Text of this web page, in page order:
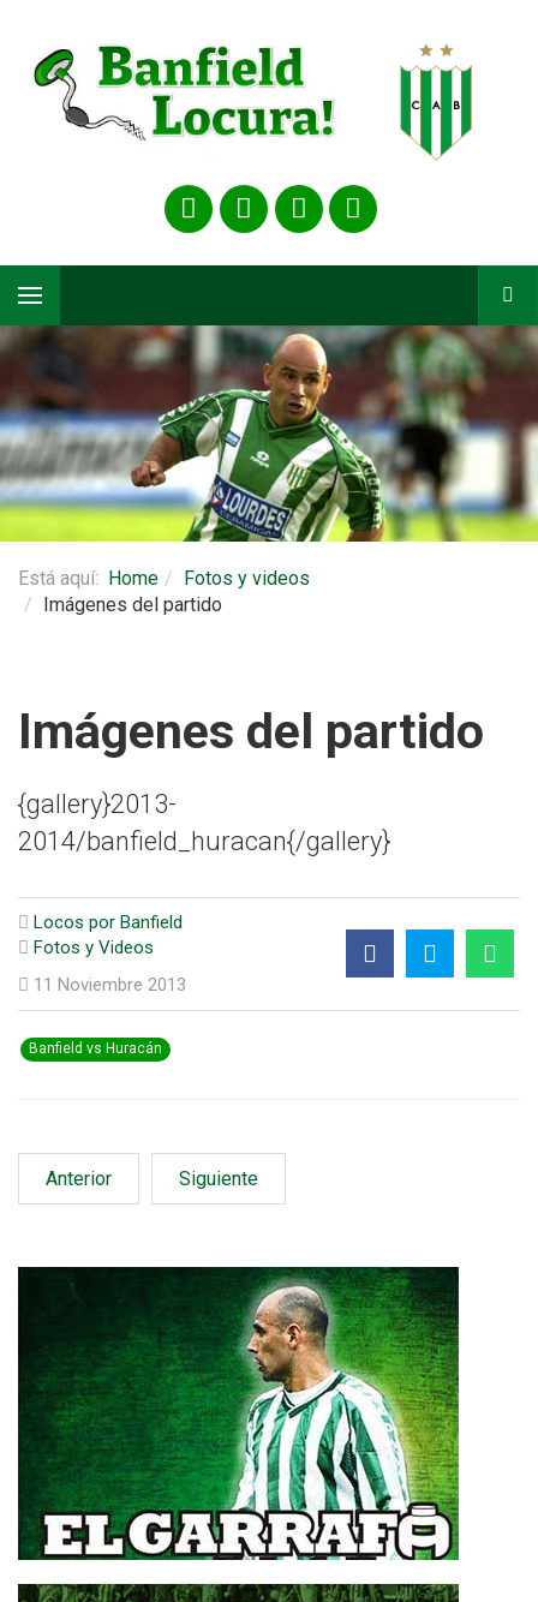
Está aquí: Home
Fotos y videos
Imágenes del partido
Imágenes del partido
{gallery}2013-
2014/banfield_huracan{/gallery}
Locos por Banfield
Fotos y Videos
11 Noviembre 2013
Banfield vs Huracán
Anterior Siguiente